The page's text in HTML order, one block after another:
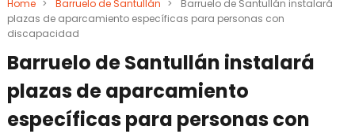
Home > Barruelo de Santullán >
Barruelo de Santullán instalará
plazas de aparcamiento específicas para personas con
discapacidad
Barruelo de Santullán instalará
plazas de aparcamiento
específicas para personas con